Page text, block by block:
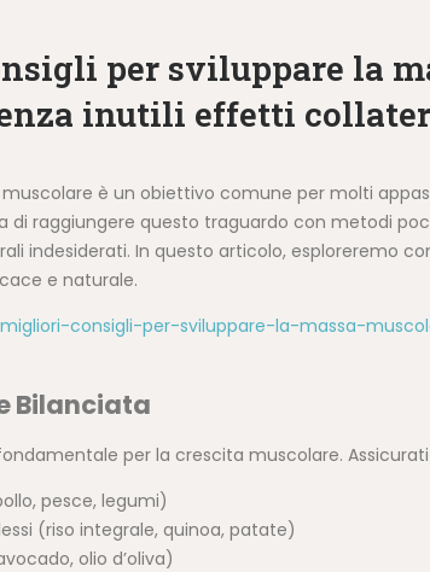
per sviluppare la
inutili effetti
muscolare è un obiettivo comune per molti
di raggiungere questo traguardo con metodi
indesiderati. In questo articolo, esploreremo
e naturale.
consigli-per-sviluppare-la-massa-
Bilanciata
per la crescita muscolare.
pesce, legumi)
(riso integrale, quinoa, patate)
olio d’oliva)